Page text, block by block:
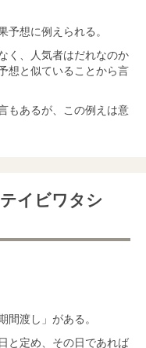
想に例えられる。
く、人気者はだれなのか
想と似ていることから言
もあるが、この例えは意
イビワタシ
渡し」がある。
と定め、その日であれば